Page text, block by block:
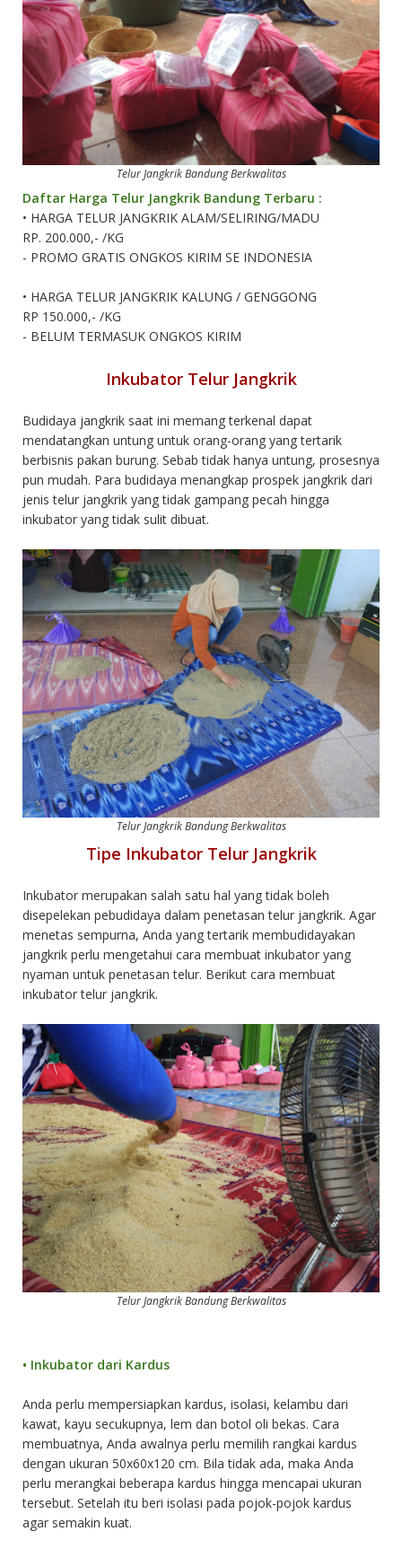
Telur Jangkrik Bandung Berkwalitas
Daftar Harga Telur Jangkrik Bandung Terbaru :
• HARGA TELUR JANGKRIK ALAM/SELIRING/MADU
RP. 200.000,- /KG
- PROMO GRATIS ONGKOS KIRIM SE INDONESIA
• HARGA TELUR JANGKRIK KALUNG / GENGGONG
RP 150.000,- /KG
- BELUM TERMASUK ONGKOS KIRIM
Inkubator Telur Jangkrik
Budidaya jangkrik saat ini memang terkenal dapat
mendatangkan untung untuk orang-orang yang tertarik
berbisnis pakan burung. Sebab tidak hanya untung, prosesnya
pun mudah. Para budidaya menangkap prospek jangkrik dari
jenis telur jangkrik yang tidak gampang pecah hingga
inkubator yang tidak sulit dibuat.
Telur Jangkrik Bandung Berkwalitas
Tipe Inkubator Telur Jangkrik
Inkubator merupakan salah satu hal yang tidak boleh
disepelekan pebudidaya dalam penetasan telur jangkrik. Agar
menetas sempurna, Anda yang tertarik membudidayakan
jangkrik perlu mengetahui cara membuat inkubator yang
nyaman untuk penetasan telur. Berikut cara membuat
inkubator telur jangkrik.
Telur Jangkrik Bandung Berkwalitas
• Inkubator dari Kardus
Anda perlu mempersiapkan kardus, isolasi, kelambu dari
kawat, kayu secukupnya, lem dan botol oli bekas. Cara
membuatnya, Anda awalnya perlu memilih rangkai kardus
dengan ukuran 50x60x120 cm. Bila tidak ada, maka Anda
perlu merangkai beberapa kardus hingga mencapai ukuran
tersebut. Setelah itu beri isolasi pada pojok-pojok kardus
agar semakin kuat.